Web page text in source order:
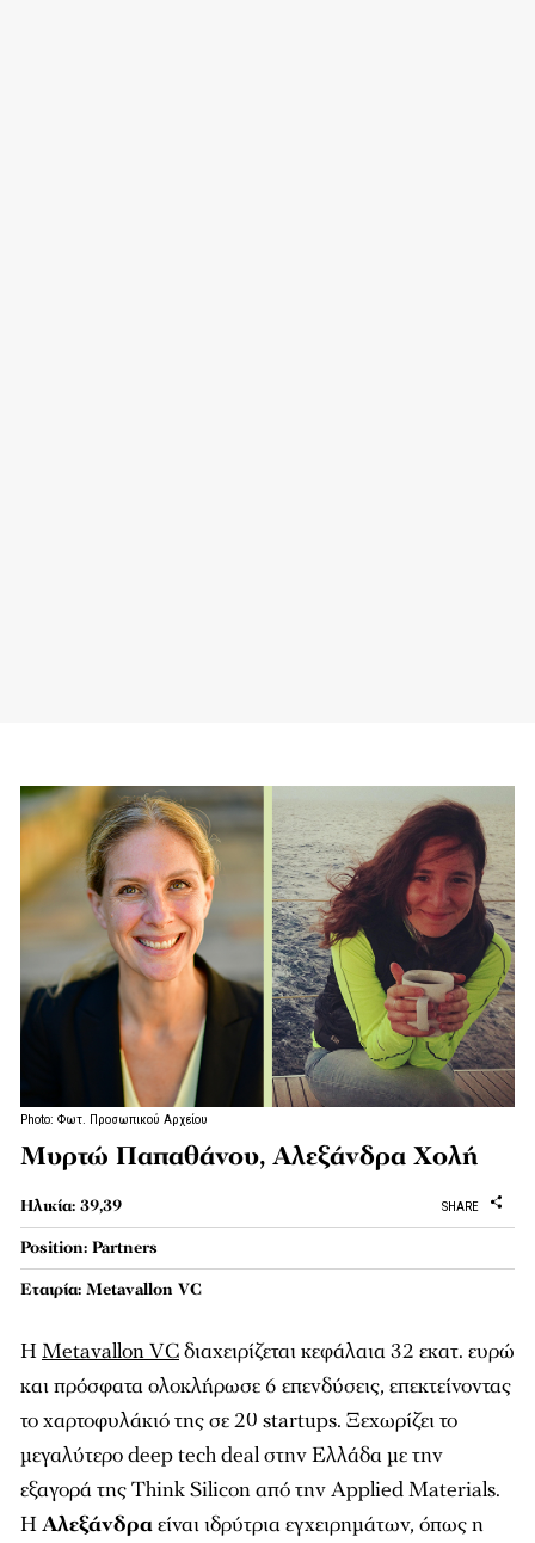
Photo: Φωτ. Προσωπικού Αρχείου
Μυρτώ Παπαθάνου, Αλεξάνδρα Χολή
SHARE
Ηλικία: 39,39
Position: Partners
Εταιρία: Metavallon VC
ΗMetavallon VCδιαχειρίζεται κεφάλαια 32 εκατ. ευρώ
και πρόσφατα ολοκλήρωσε 6 επενδύσεις, επεκτείνοντας
το χαρτοφυλάκιό της σε 20 startups. Ξεχωρίζει το
μεγαλύτερο deep tech deal στην Ελλάδα με την
εξαγορά της Think Silicon από την Applied Materials.
HΑλεξάνδραείναι ιδρύτρια εγχειρημάτων, όπως η